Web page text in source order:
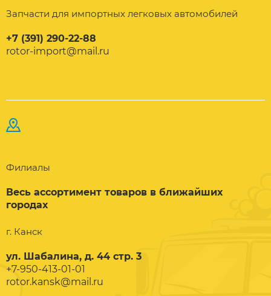
Запчасти для импортных легковых автомобилей
+7 (391) 290-22-88
rotor-import@mail.ru
Филиалы
Весь ассортимент товаров в ближайших
городах
г. Канск
ул. Шабалина, д. 44 стр. 3
+7-950-413-01-01
rotor.kansk@mail.ru